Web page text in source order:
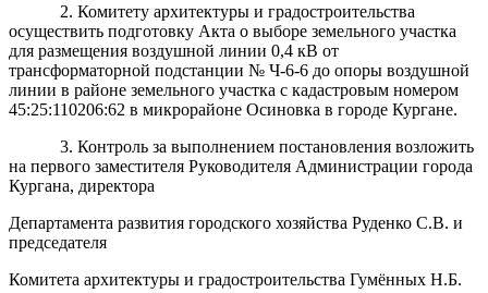
2. Комитету архитектуры и градостроительства
осуществить подготовку Акта о выборе земельного участка
для размещения воздушной линии 0,4 кВ от
трансформаторной подстанции № Ч-6-6 до опоры воздушной
линии в районе земельного участка с кадастровым номером
45:25:110206:62 в микрорайоне Осиновка в городе Кургане.
3. Контроль за выполнением постановления возложить
на первого заместителя Руководителя Администрации города
Кургана, директора
Департамента развития городского хозяйства Руденко С.В. и
председателя
Комитета архитектуры и градостроительства Гумённых Н.Б.